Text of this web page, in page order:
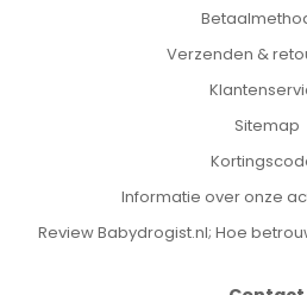
Verzenden &
Sitemap
Informatie over onze
Review Babydrogist.nl; Hoe